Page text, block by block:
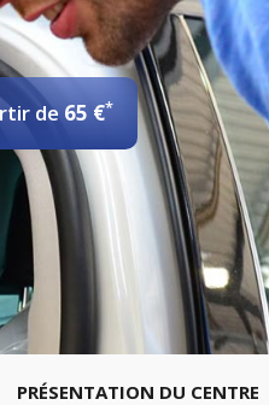
de65 €*
PRÉSENTATION DU CENTRE